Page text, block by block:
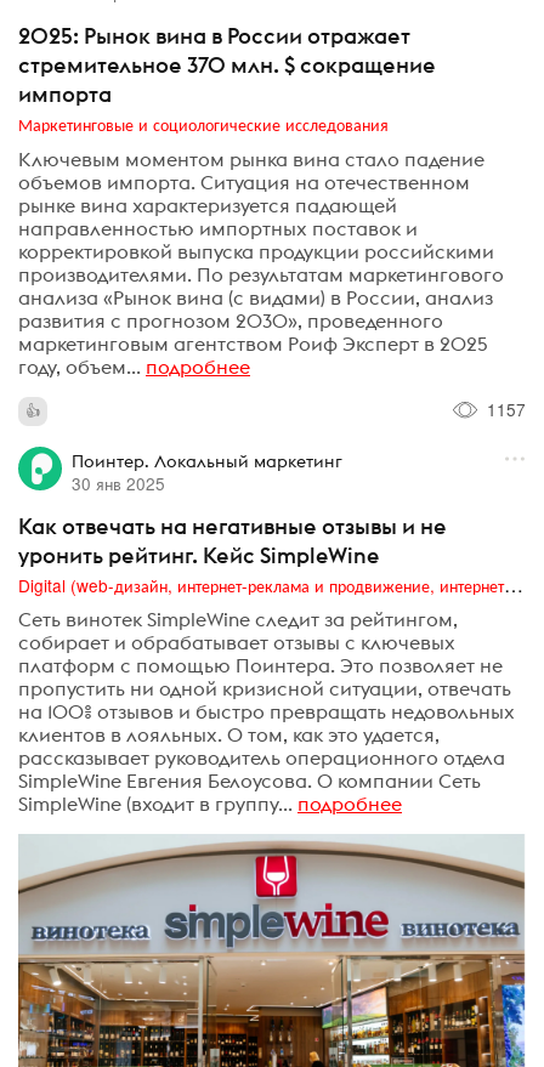
2025: Рынок вина в России отражает
стремительное 370 млн. $ сокращение
импорта
Маркетинговые и социологические исследования
Ключевым моментом рынка вина стало падение
объемов импорта. Ситуация на отечественном
рынке вина характеризуется падающей
направленностью импортных поставок и
корректировкой выпуска продукции российскими
производителями. По результатам маркетингового
анализа «Рынок вина (с видами) в России, анализ
развития с прогнозом 2030», проведенного
маркетинговым агентством Роиф Эксперт в 2025
году, объем... подробнее
1157
Поинтер. Локальный маркетинг
30 янв 2025
Как отвечать на негативные отзывы и не
уронить рейтинг. Кейс SimpleWine
Digital (web-дизайн, интернет-реклама и продвижение, интернет-сообщества и блоги, интернет-коммуникации, мобильный маркетинг, реклама на цифровых экранах)
Сеть винотек SimpleWine следит за рейтингом,
собирает и обрабатывает отзывы с ключевых
платформ с помощью Поинтера. Это позволяет не
пропустить ни одной кризисной ситуации, отвечать
на 100% отзывов и быстро превращать недовольных
клиентов в лояльных. О том, как это удается,
рассказывает руководитель операционного отдела
SimpleWine Евгения Белоусова. О компании Сеть
SimpleWine (входит в группу... подробнее